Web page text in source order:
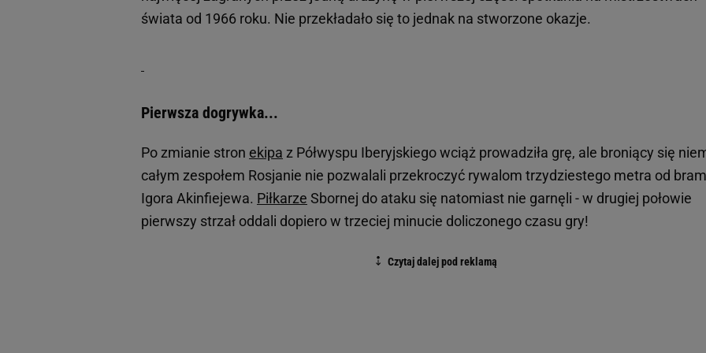
świata od 1966 roku. Nie przekładało się to jednak na stworzone okazje.
Pierwsza dogrywka...
Po zmianie stron ekipa z Półwyspu Iberyjskiego wciąż prowadziła grę, ale broniący się
całym zespołem Rosjanie nie pozwalali przekroczyć rywalom trzydziestego metra od
Igora Akinfiejewa. Piłkarze Sbornej do ataku się natomiast nie garnęli - w drugiej połowie
pierwszy strzał oddali dopiero w trzeciej minucie doliczonego czasu gry!